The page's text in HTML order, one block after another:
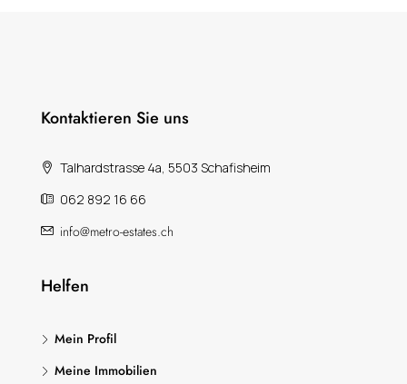
Kontaktieren Sie uns
Talhardstrasse 4a, 5503 Schafisheim
062 892 16 66
info@metro-estates.ch
Helfen
Mein Profil
Meine Immobilien